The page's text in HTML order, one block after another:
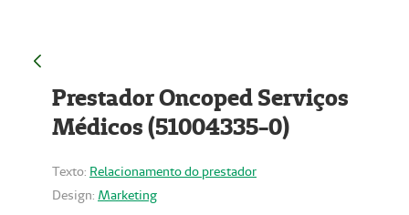
Prestador Oncoped Serviços
Médicos (51004335-0)
Texto: Relacionamento do prestador
Design: Marketing